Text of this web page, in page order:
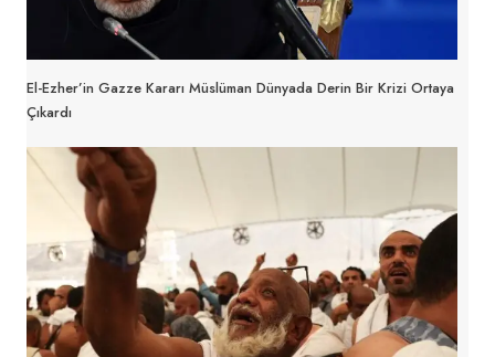
El-Ezher’in Gazze Kararı Müslüman Dünyada Derin Bir Krizi Ortaya
Çıkardı